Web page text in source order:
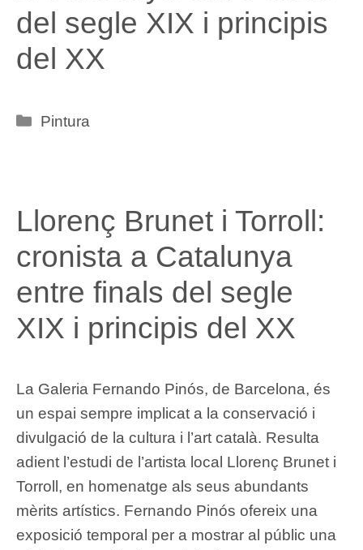
del segle XIX i principis
del XX
Categories
Pintura
Llorenç Brunet i Torroll:
cronista a Catalunya
entre finals del segle
XIX i principis del XX
La Galeria Fernando Pinós, de Barcelona, és
un espai sempre implicat a la conservació i
divulgació de la cultura i l’art català. Resulta
adient l’estudi de l’artista local Llorenç Brunet i
Torroll, en homenatge als seus abundants
mèrits artístics. Fernando Pinós ofereix una
exposició temporal per a mostrar al públic una